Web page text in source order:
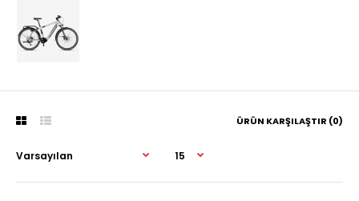
ÜRÜN KARŞILAŞTIR (0)